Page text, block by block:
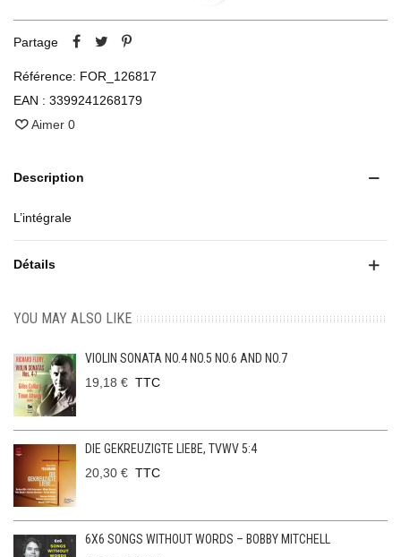
Partage
Référence: FOR_126817
EAN : 3399241268179
Aimer 0
Description
L’intégrale
Détails
YOU MAY ALSO LIKE
VIOLIN SONATA NO.4 NO.5 NO.6 AND NO.7
19,18 € TTC
DIE GEKREUZIGTE LIEBE, TVWV 5:4
20,30 € TTC
6X6 SONGS WITHOUT WORDS – BOBBY MITCHELL